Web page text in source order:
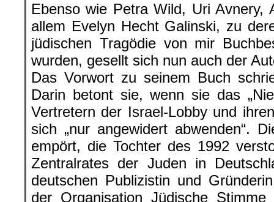
Ebenso wie Petra Wild, Uri Avnery,
allem Evelyn Hecht Galinski, zu
jüdischen Tragödie von mir
wurden, gesellt sich nun auch der
Das Vorwort zu seinem Buch
Darin betont sie, wenn sie das
Vertretern der Israel-Lobby und
sich „nur angewidert abwenden“.
empört, die Tochter des 1992
Zentralrates der Juden in
deutschen Publizistin und
der Organisation Jüdische